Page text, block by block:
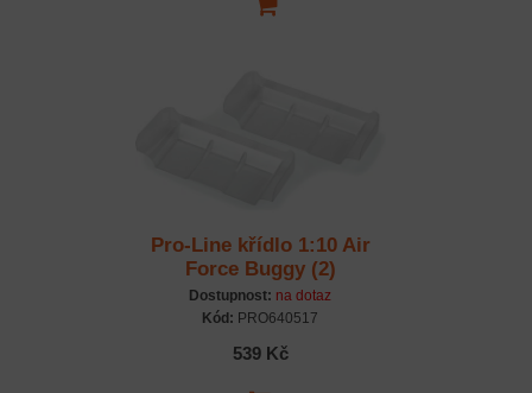
Pro-Line křídlo 1:10 Air
Force Buggy (2)
Dostupnost: na dotaz
Kód: PRO640517
539 Kč